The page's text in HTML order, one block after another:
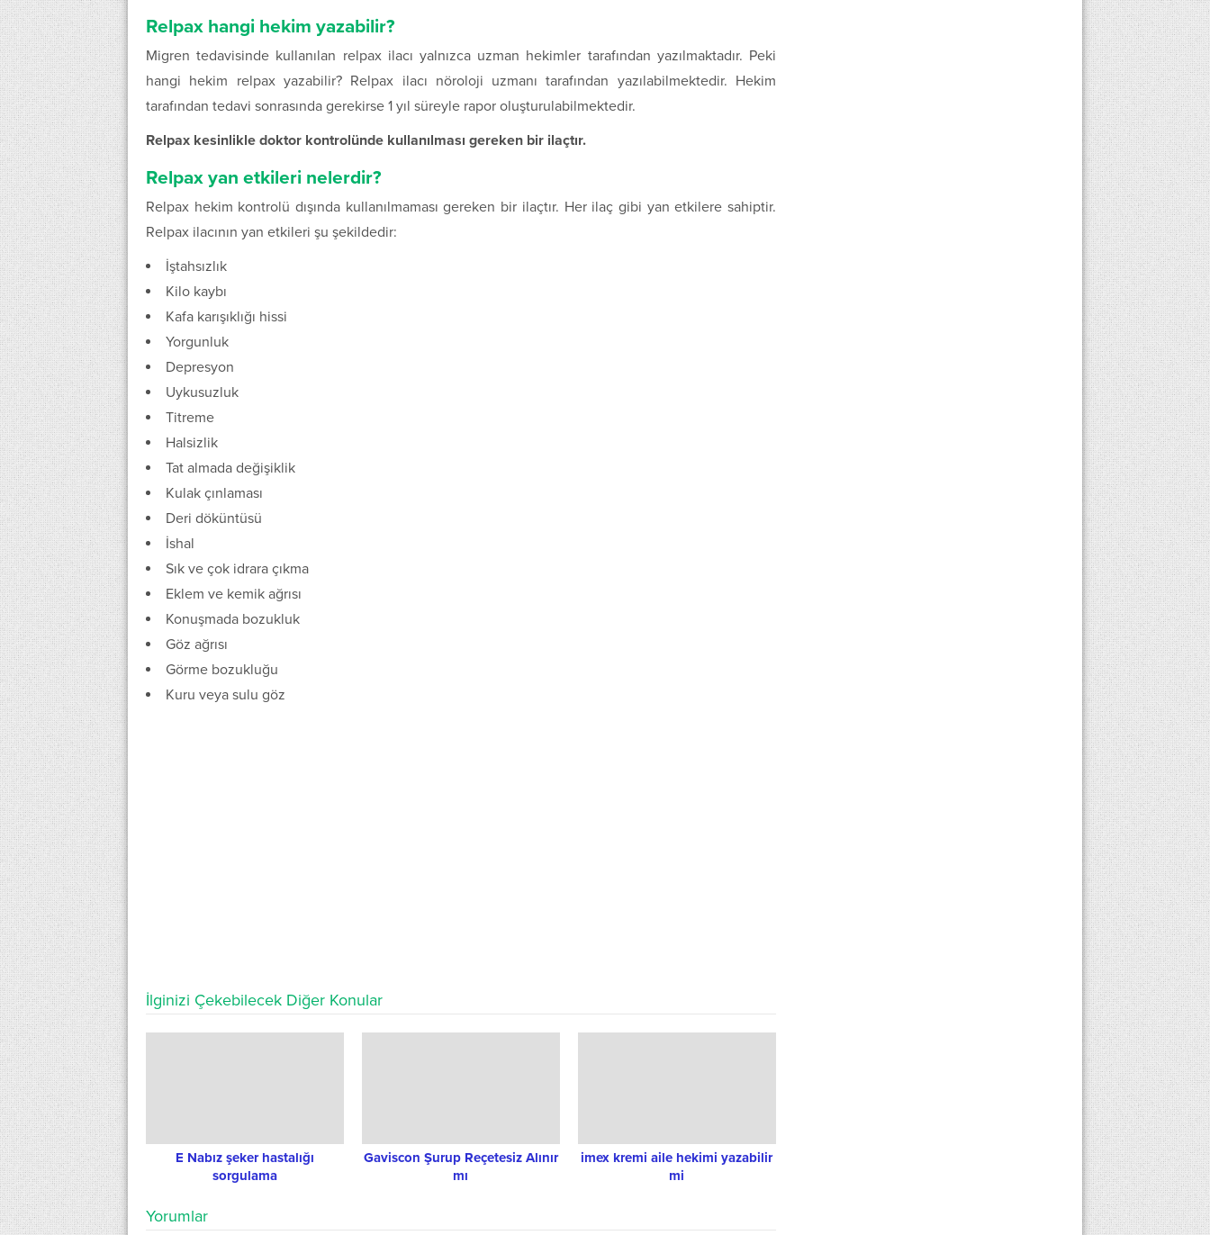
Relpax hangi hekim yazabilir?
Migren tedavisinde kullanılan relpax ilacı yalnızca uzman hekimler tarafından yazılmaktadır. Peki
hangi hekim relpax yazabilir? Relpax ilacı nöroloji uzmanı tarafından yazılabilmektedir. Hekim
tarafından tedavi sonrasında gerekirse 1 yıl süreyle rapor oluşturulabilmektedir.
Relpax kesinlikle doktor kontrolünde kullanılması gereken bir ilaçtır.
Relpax yan etkileri nelerdir?
Relpax hekim kontrolü dışında kullanılmaması gereken bir ilaçtır. Her ilaç gibi yan etkilere sahiptir.
Relpax ilacının yan etkileri şu şekildedir:
İştahsızlık
Kilo kaybı
Kafa karışıklığı hissi
Yorgunluk
Depresyon
Uykusuzluk
Titreme
Halsizlik
Tat almada değişiklik
Kulak çınlaması
Deri döküntüsü
İshal
Sık ve çok idrara çıkma
Eklem ve kemik ağrısı
Konuşmada bozukluk
Göz ağrısı
Görme bozukluğu
Kuru veya sulu göz
İlginizi Çekebilecek Diğer Konular
E Nabız şeker hastalığı
sorgulama
Gaviscon Şurup Reçetesiz Alınır
mı
imex kremi aile hekimi yazabilir
mi
Yorumlar